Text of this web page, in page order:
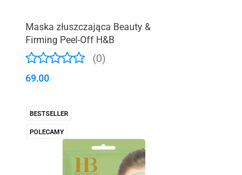
Maska złuszczająca Beauty &
Firming Peel-Off H&B
(0)
69.00
BESTSELLER
POLECAMY